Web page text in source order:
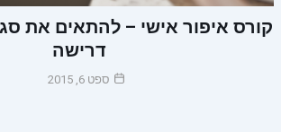
קורס איפור אישי – להתאים את
דרישה
ספט 6, 2015